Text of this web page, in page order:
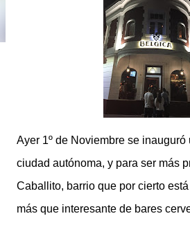
Ayer 1º de Noviembre se inauguró
ciudad autónoma, y para ser más
Caballito, barrio que por cierto
más que interesante de bares